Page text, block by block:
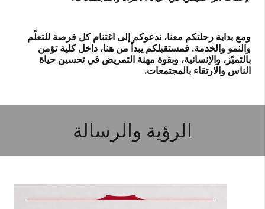
ومع بداية رحلتكم معنا، ندعوكم إلى اغتنام كل فرصة للتعلّم
والنمو والخدمة. فمستقبلكم يبدأ من هنا، داخل كلية تؤمن
بالتميّز، والإنسانية، وبقوة مهنة التمريض في تحسين حياة
الناس والارتقاء بالمجتمعات.
الرؤية والرسالة